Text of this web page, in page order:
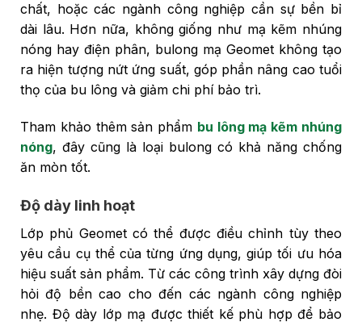
chất, hoặc các ngành công nghiệp cần sự bền bỉ
dài lâu. Hơn nữa, không giống như mạ kẽm nhúng
nóng hay điện phân, bulong mạ Geomet không tạo
ra hiện tượng nứt ứng suất, góp phần nâng cao tuổi
thọ của bu lông và giảm chi phí bảo trì.
Tham khảo thêm sản phẩm bu lông mạ kẽm nhúng
nóng, đây cũng là loại bulong có khả năng chống
ăn mòn tốt.
Độ dày linh hoạt
Lớp phủ Geomet có thể được điều chỉnh tùy theo
yêu cầu cụ thể của từng ứng dụng, giúp tối ưu hóa
hiệu suất sản phẩm. Từ các công trình xây dựng đòi
hỏi độ bền cao cho đến các ngành công nghiệp
nhẹ. Độ dày lớp mạ được thiết kế phù hợp để bảo